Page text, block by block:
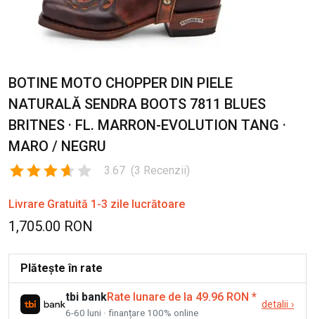
BOTINE MOTO CHOPPER DIN PIELE
NATURALĂ SENDRA BOOTS 7811 BLUES
BRITNES · FL. MARRON-EVOLUTION TANG ·
MARO / NEGRU
3.67 (3 Recenzii)
Livrare Gratuită 1-3 zile lucrătoare
1,705.00 RON
Plătește în rate
tbi bankRate lunare de la 49.96 RON *
6-60 luni · finanțare 100% online
detalii ›